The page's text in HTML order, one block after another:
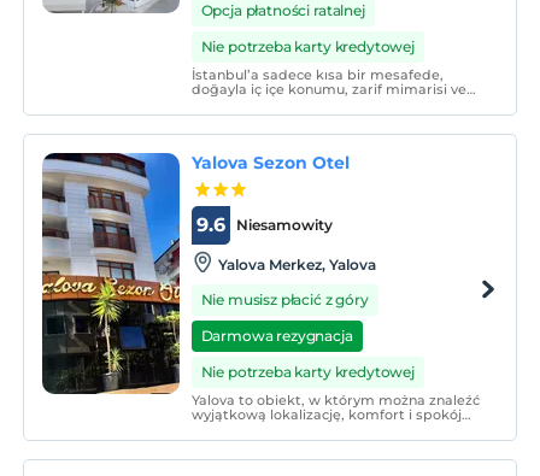
Opcja płatności ratalnej
Nie potrzeba karty kredytowej
İstanbul’a sadece kısa bir mesafede,
doğayla iç içe konumu, zarif mimarisi ve
Sign Kocaeli Thermal Spa Hotel &
Convention Center, hem iş hem de tatil
ayrıcalıklı bir deneyim sunu
Yalova Sezon Otel
Niesamowity
9.6
Yalova Merkez, Yalova
Nie musisz płacić z góry
Darmowa rezygnacja
Nie potrzeba karty kredytowej
Yalova to obiekt, w którym można znaleźć
wyjątkową lokalizację, komfort i spokój